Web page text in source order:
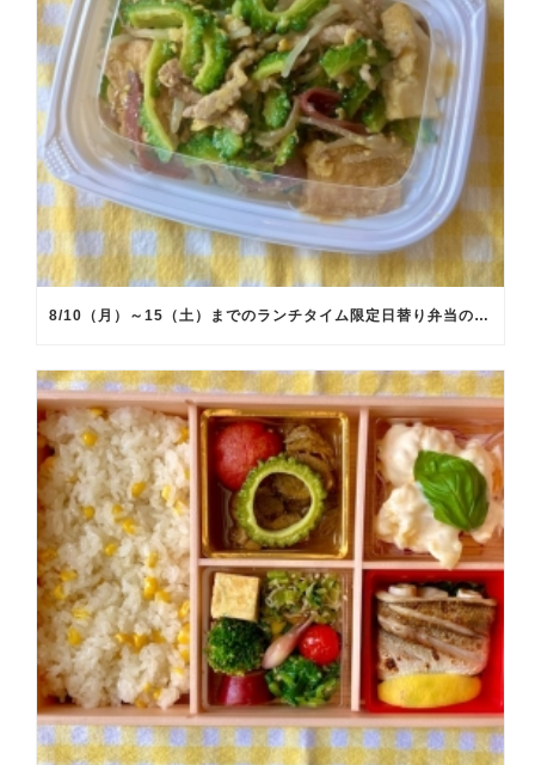
8/10（月）～15（土）までのランチタイム限定日替り弁当のメインメニュー